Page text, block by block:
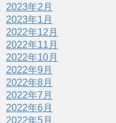
2023年2月
2023年1月
2022年12月
2022年11月
2022年10月
2022年9月
2022年8月
2022年7月
2022年6月
2022年5月